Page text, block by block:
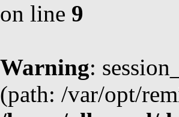
on line 9
Warning:
(path: /var/opt/